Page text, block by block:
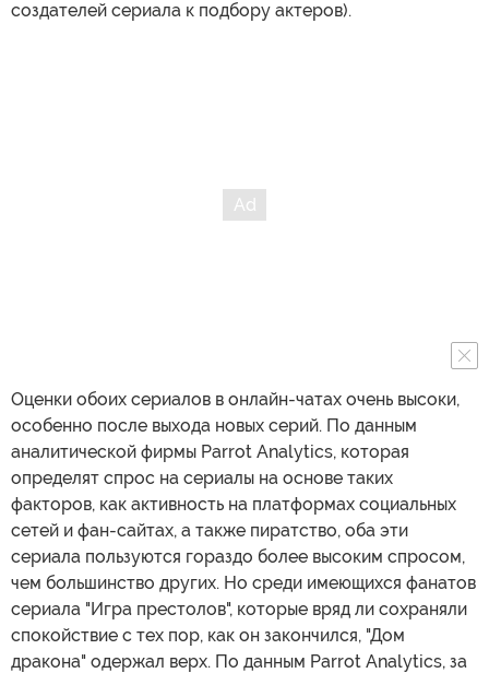
создателей сериала к подбору актеров).
Оценки обоих сериалов в онлайн-чатах очень высоки,
особенно после выхода новых серий. По данным
аналитической фирмы Parrot Analytics, которая
определят спрос на сериалы на основе таких
факторов, как активность на платформах социальных
сетей и фан-сайтах, а также пиратство, оба эти
сериала пользуются гораздо более высоким спросом,
чем большинство других. Но среди имеющихся фанатов
сериала "Игра престолов", которые вряд ли сохраняли
спокойствие с тех пор, как он закончился, "Дом
дракона" одержал верх. По данным Parrot Analytics, за